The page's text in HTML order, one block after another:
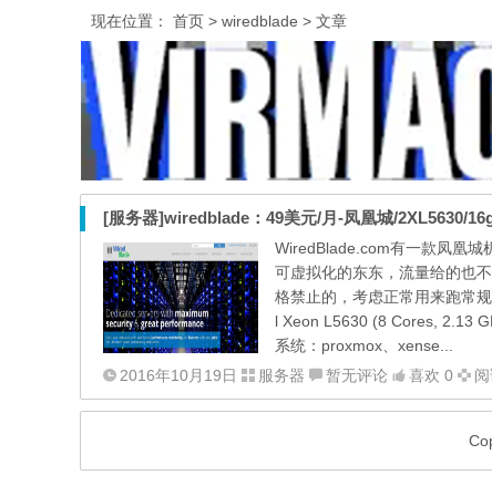
现在位置： 首页 > wiredblade > 文章
[服务器]wiredblade：49美元/月-凤凰城/2XL5630/
WiredBlade.com有一款凤凰城
可虚拟化的东东，流量给的也
格禁止的，考虑正常用来跑常
l Xeon L5630 (8 Cores, 2.13
系统：proxmox、xense...
2016年10月19日
服务器 暂无评论 喜欢 0